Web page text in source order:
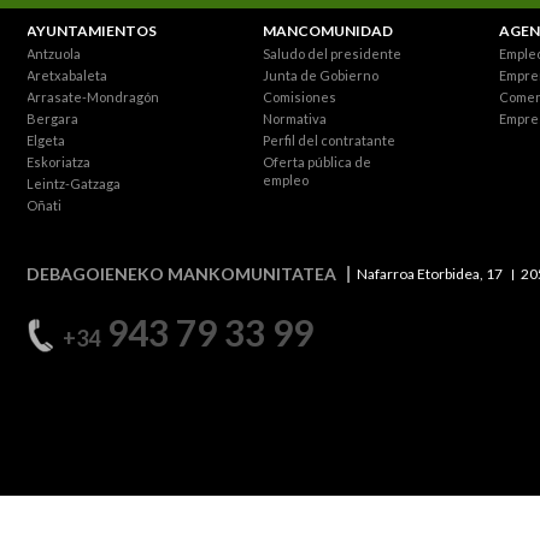
AYUNTAMIENTOS
Antzuola
Aretxabaleta
Arrasate-Mondragón
Bergara
Elgeta
Eskoriatza
Leintz-Gatzaga
Oñati
MANCOMUNIDAD
Saludo del presidente
Junta de Gobierno
Comisiones
Normativa
Perfil del contratante
Oferta pública de
empleo
DEBAGOIENEKO MANKOMUNITATEA Nafarroa Etorbidea, 17
+34943 79 33 99